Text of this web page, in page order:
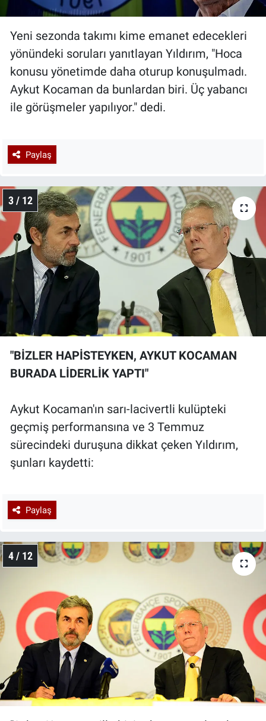
Yeni sezonda takımı kime emanet edecekleri
yönündeki soruları yanıtlayan Yıldırım, "Hoca
konusu yönetimde daha oturup konuşulmadı.
Aykut Kocaman da bunlardan biri. Üç yabancı
ile görüşmeler yapılıyor." dedi.
Paylaş
3 / 12
"BİZLER HAPİSTEYKEN, AYKUT KOCAMAN
BURADA LİDERLİK YAPTI"
Aykut Kocaman'ın sarı-lacivertli kulüpteki
geçmiş performansına ve 3 Temmuz
sürecindeki duruşuna dikkat çeken Yıldırım,
şunları kaydetti:
Paylaş
4 / 12